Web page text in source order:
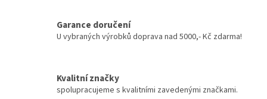
d
r
Garance doručení
U vybraných výrobků doprava nad 5000,- Kč zdarma!
Kvalitní značky
spolupracujeme s kvalitními zavedenými značkami.